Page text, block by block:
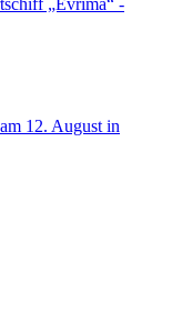
„Evrima“ -
12. August in